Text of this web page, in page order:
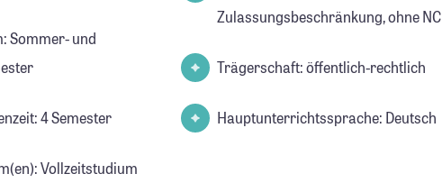
Sommer- und
4 Semester
Vollzeitstudium
Zulassungsbeschränkung, ohne NC
Trägerschaft: öffentlich-rechtlich
Hauptunterrichtssprache: Deutsch